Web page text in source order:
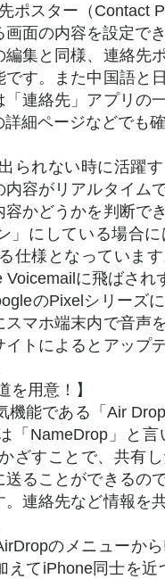
ポスター（Contact
面の内容を設定で
集と同様、連絡先
す。また中国語と
「連絡先」アプリの
細ページなどでも
られない時に活躍
内容がリアルタイム
かどうかを判断で
」にしている場合
仕様となっていま
Voicemailに飛ばされ
のPixelシリーズ
マホ端末内で音声
トによるとアップ
を用意！】
機能である「Air
「NameDrop」と
ざすことで、共有
ることができるの
連絡先など情報を
のメニューか
えてiPhone同士を